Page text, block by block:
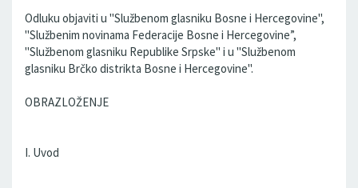
Odluku objaviti u "Službenom glasniku Bosne i Hercegovine",
"Službenim novinama Federacije Bosne i Hercegovine”,
"Službenom glasniku Republike Srpske" i u "Službenom
glasniku Brčko distrikta Bosne i Hercegovine".
OBRAZLOŽENJE
I. Uvod